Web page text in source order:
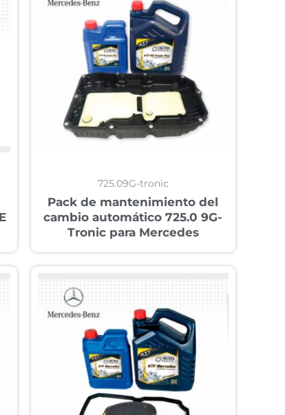
725.09G-tronic
Pack de mantenimiento del
cambio automático 725.0 9G-
Tronic para Mercedes